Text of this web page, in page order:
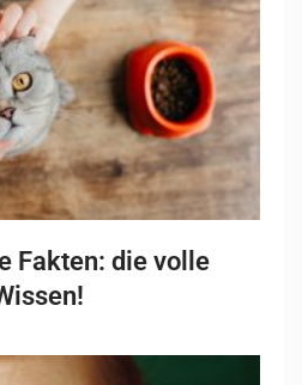
Fakten: die volle